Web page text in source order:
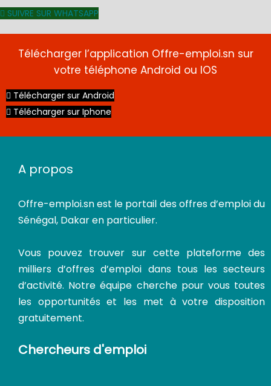
SUIVRE SUR WHATSAPP
Télécharger l’application Offre-emploi.sn sur
votre téléphone Android ou IOS
Télécharger sur Android
Télécharger sur Iphone
A propos
Offre-emploi.snest le portail des offres d’emploi du
Sénégal, Dakar en particulier.
Vous pouvez trouver sur cette plateforme des
milliers d’offres d’emploi dans tous les secteurs
d’activité. Notre équipe cherche pour vous toutes
les opportunités et les met à votre disposition
gratuitement.
Chercheurs d'emploi